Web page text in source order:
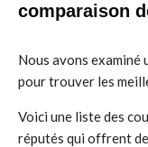
comparaison
Nous avons
pour trouver les
Voici une liste des
réputés qui offrent